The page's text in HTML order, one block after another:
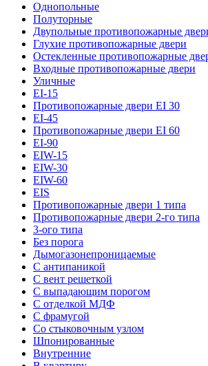
Однопольные
Полуторные
Двупольные противопожарные
Глухие противопожарные двери
Остекленные противопожарные
Входные противопожарные двери
Уличные
EI-15
Противопожарные двери EI 30
EI-45
Противопожарные двери EI 60
EI-90
EIW-15
EIW-30
EIW-60
EIS
Противопожарные двери 1 типа
Противопожарные двери 2-го типа
3-ого типа
Без порога
Дымогазонепроницаемые
С антипаникой
С вент решеткой
С выпадающим порогом
С отделкой МДФ
С фрамугой
Со стыковочным узлом
Шпонированные
Внутренние